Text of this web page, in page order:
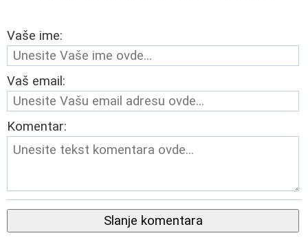
Vaše ime:
Vaš email:
Komentar:
Slanje komentara